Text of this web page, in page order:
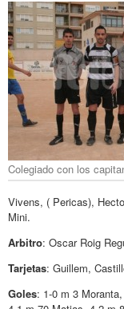
Colegiado con los
Vivens, ( Pericas),
Mini.
Arbitro: Oscar Roig
Tarjetas: Guillem,
Goles: 1-0 m 3